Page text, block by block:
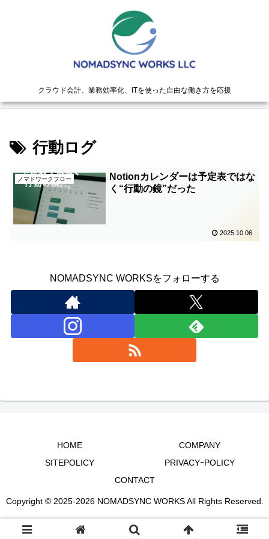
クラウド会計、業務効率化、ITを使った自由な働き方を応援
行動ログ
ノマドワークフロー
Notionカレンダーは予定表ではな
く“行動の鏡”だった
2025.10.06
NOMADSYNC WORKSをフォローする
HOME
COMPANY
SITEPOLICY
PRIVACYｰPOLICY
CONTACT
Copyright © 2025-2026 NOMADSYNC WORKS All Rights Reserved.